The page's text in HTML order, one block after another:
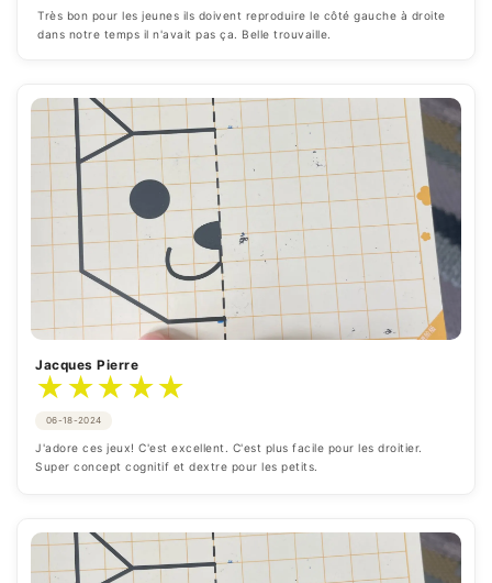
Très bon pour les jeunes ils doivent reproduire le côté gauche à droite
dans notre temps il n'avait pas ça. Belle trouvaille.
Jacques Pierre
★★★★★
06-18-2024
J'adore ces jeux! C'est excellent. C'est plus facile pour les droitier.
Super concept cognitif et dextre pour les petits.